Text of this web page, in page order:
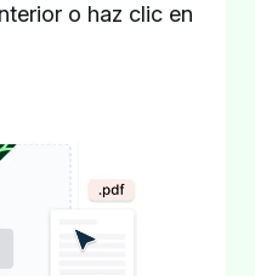
o haz clic en